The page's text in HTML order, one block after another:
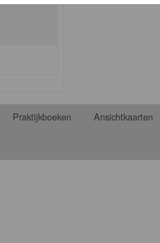
Praktijkboeken Ansichtkaarten